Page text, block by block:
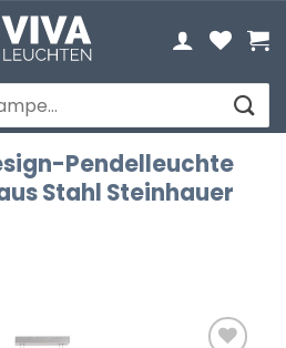
Pendelleuchte
Stahl Steinhauer